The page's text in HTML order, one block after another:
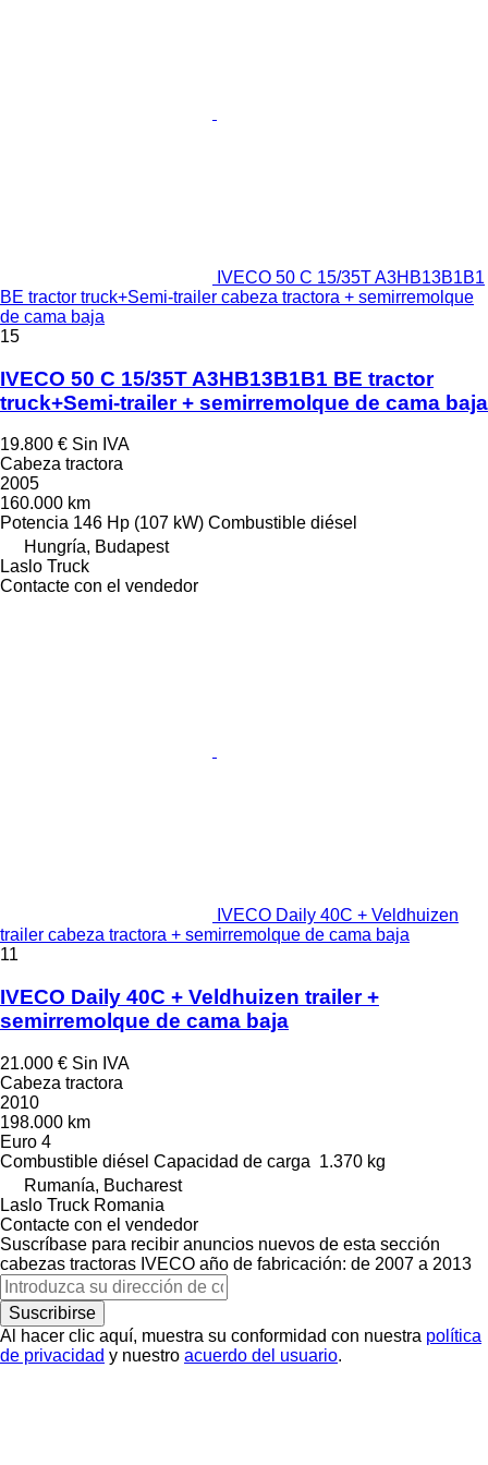
IVECO 50 C 15/35T A3HB13B1B1
BE tractor truck+Semi-trailer cabeza tractora + semirremolque
de cama baja
15
IVECO 50 C 15/35T A3HB13B1B1 BE tractor
truck+Semi-trailer + semirremolque de cama baja
19.800 € Sin IVA
Cabeza tractora
2005
160.000 km
Potencia 146 Hp (107 kW) Combustible diésel
Hungría, Budapest
Laslo Truck
Contacte con el vendedor
IVECO Daily 40C + Veldhuizen
trailer cabeza tractora + semirremolque de cama baja
11
IVECO Daily 40C + Veldhuizen trailer +
semirremolque de cama baja
21.000 € Sin IVA
Cabeza tractora
2010
198.000 km
Euro 4
Combustible diésel Capacidad de carga 1.370 kg
Rumanía, Bucharest
Laslo Truck Romania
Contacte con el vendedor
Suscríbase para recibir anuncios nuevos de esta sección
cabezas tractoras IVECO año de fabricación: de 2007 a 2013
Suscribirse
Al hacer clic aquí, muestra su conformidad con nuestra política
de privacidad y nuestro acuerdo del usuario.